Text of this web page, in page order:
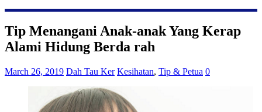
Tip Menangani Anak-anak Yang Kerap
Alami Hidung Berda rah
March 26, 2019 Dah Tau Ker Kesihatan, Tip & Petua 0